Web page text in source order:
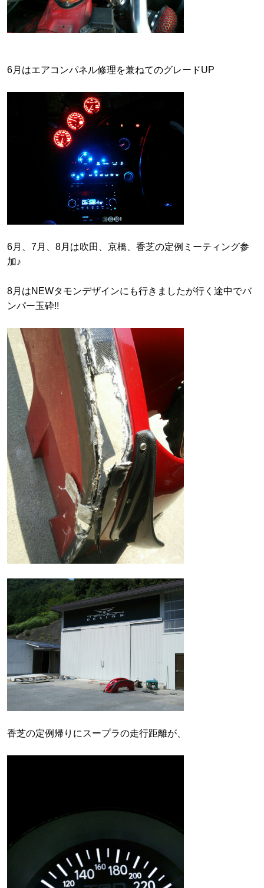
6月はエアコンパネル修理を兼ねてのグレードUP
6月、7月、8月は吹田、京橋、香芝の定例ミーティング参
加♪
8月はNEWタモンデザインにも行きましたが行く途中でバ
ンパー玉砕!!
香芝の定例帰りにスープラの走行距離が、